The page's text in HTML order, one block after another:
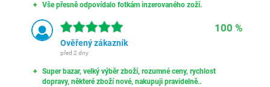
Vše přesně odpovídalo fotkám inzerovaného zoží.
100 %
Ověřený zákazník
před 2 dny
Super bazar, velký výběr zboží, rozumné ceny, rychlost
dopravy, některé zboží nové, nakupuji pravidelně..